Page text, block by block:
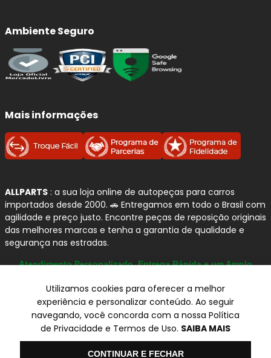
Ambiente Seguro
Mais informações
ALLPARTS : a sua loja online de autopeças para carros
importados desde 2000. 🚗 Entregamos em todo o Brasil com
agilidade e preço justo. Encontre peças de reposição originais
das melhores marcas e tenha a garantia de qualidade e
segurança nas estradas.
Atendimento Personalizado, Entrega Rápida e um Amplo
© Copyright 2000-2026
ALLPARTS Com. de Peças Automotivas Ltda.
CNPJ 03.724.695/0001-42 - Av. Avelino Capellato, 450 - Santa
Utilizamos cookies para oferecer a melhor
experiência e personalizar conteúdo. Ao seguir
navegando, você concorda com a nossa Política
de Privacidade e Termos de Uso. SAIBA MAIS
CONTINUAR E FECHAR